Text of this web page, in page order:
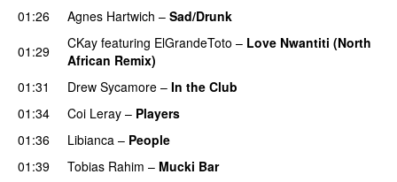
01:26
Agnes Hartwich – Sad/Drunk
01:29
CKay featuring ElGrandeToto – Love Nwantiti (North
African Remix)
01:31
Drew Sycamore – In the Club
01:34
Coi Leray – Players
01:36 Libianca – People
01:39 Tobias Rahim – Mucki Bar